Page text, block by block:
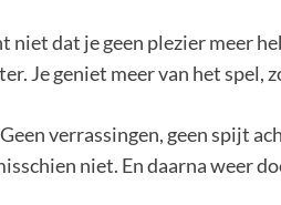
niet dat je geen plezier meer
Je geniet meer van het spel,
verrassingen, geen spijt
niet. En daarna weer